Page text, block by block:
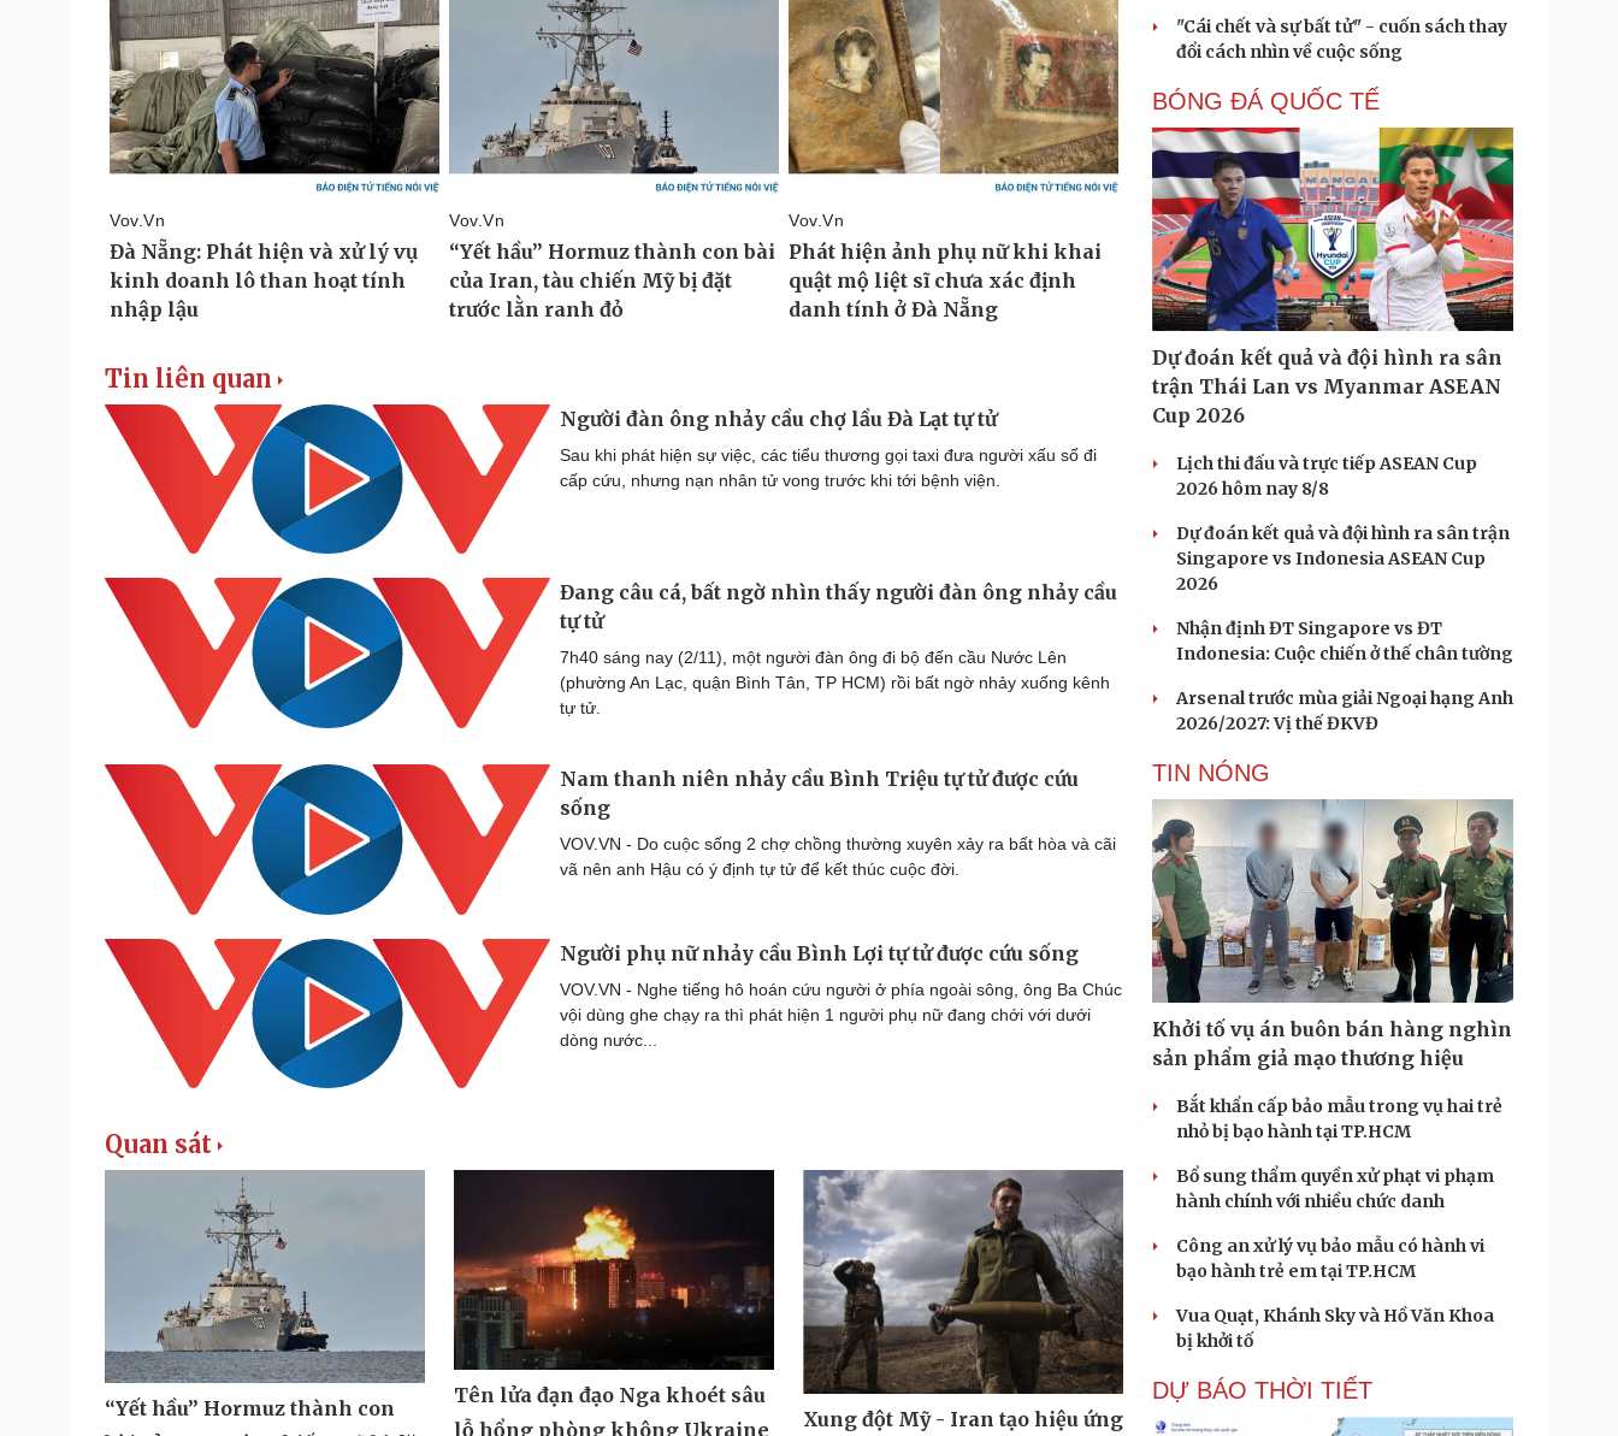
Tin liên quan
Người đàn ông nhảy cầu chợ lầu Đà Lạt tự tử
Sau khi phát hiện sự việc, các tiểu thương gọi taxi đưa người xấu số đi
cấp cứu, nhưng nạn nhân tử vong trước khi tới bệnh viện.
Đang câu cá, bất ngờ nhìn thấy người đàn ông nhảy cầu
tự tử
7h40 sáng nay (2/11), một người đàn ông đi bộ đến cầu Nước Lên
(phường An Lạc, quận Bình Tân, TP HCM) rồi bất ngờ nhảy xuống kênh
tự tử.
Nam thanh niên nhảy cầu Bình Triệu tự tử được cứu
sống
VOV.VN - Do cuộc sống 2 chợ chồng thường xuyên xảy ra bất hòa và cãi
vã nên anh Hậu có ý định tự tử để kết thúc cuộc đời.
Người phụ nữ nhảy cầu Bình Lợi tự tử được cứu sống
VOV.VN - Nghe tiếng hô hoán cứu người ở phía ngoài sông, ông Ba Chúc
vội dùng ghe chạy ra thì phát hiện 1 người phụ nữ đang chới với dưới
dòng nước...
Quan sát
“Yết hầu” Hormuz thành con
Tên lửa đạn đạo Nga khoét sâu
lỗ hổng phòng không Ukraine
Xung đột Mỹ - Iran tạo hiệu ứng
"Cái chết và sự bất tử" - cuốn sách thay
đổi cách nhìn về cuộc sống
BÓNG ĐÁ QUỐC TẾ
Dự đoán kết quả và đội hình ra sân
trận Thái Lan vs Myanmar ASEAN
Cup 2026
Lịch thi đấu và trực tiếp ASEAN Cup
2026 hôm nay 8/8
Dự đoán kết quả và đội hình ra sân trận
Singapore vs Indonesia ASEAN Cup
2026
Nhận định ĐT Singapore vs ĐT
Indonesia: Cuộc chiến ở thế chân tường
Arsenal trước mùa giải Ngoại hạng Anh
2026/2027: Vị thế ĐKVĐ
TIN NÓNG
Khởi tố vụ án buôn bán hàng nghìn
sản phẩm giả mạo thương hiệu
Bắt khẩn cấp bảo mẫu trong vụ hai trẻ
nhỏ bị bạo hành tại TP.HCM
Bổ sung thẩm quyền xử phạt vi phạm
hành chính với nhiều chức danh
Công an xử lý vụ bảo mẫu có hành vi
bạo hành trẻ em tại TP.HCM
Vua Quạt, Khánh Sky và Hồ Văn Khoa
bị khởi tố
DỰ BÁO THỜI TIẾT